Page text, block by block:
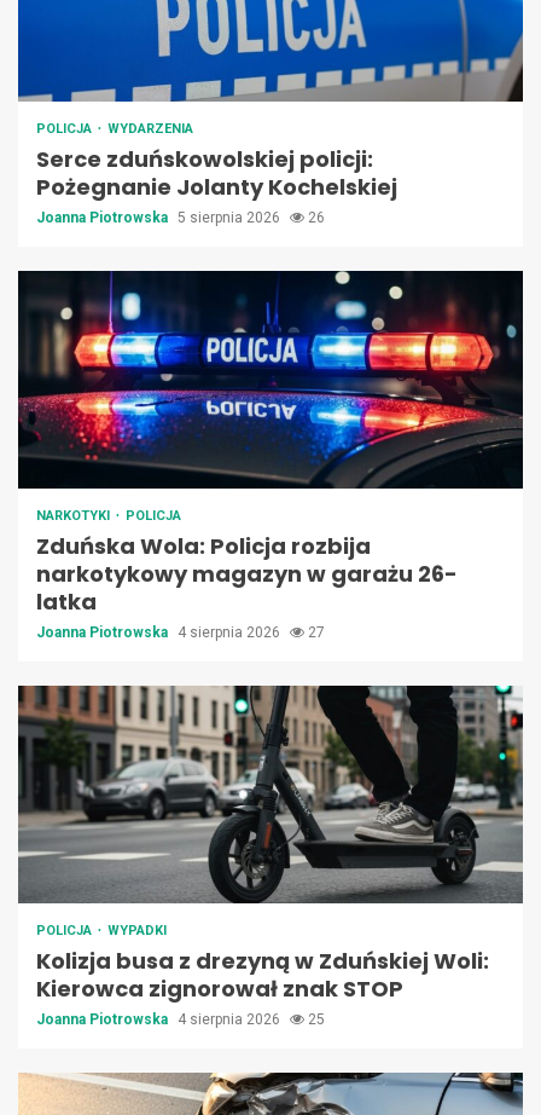
POLICJA WYDARZENIA
Serce zduńskowolskiej policji:
Pożegnanie Jolanty Kochelskiej
Joanna Piotrowska 5 sierpnia 2026 26
NARKOTYKI POLICJA
Zduńska Wola: Policja rozbija
narkotykowy magazyn w garażu 26-
latka
Joanna Piotrowska 4 sierpnia 2026 27
POLICJA WYPADKI
Kolizja busa z drezyną w Zduńskiej Woli:
Kierowca zignorował znak STOP
Joanna Piotrowska 4 sierpnia 2026 25